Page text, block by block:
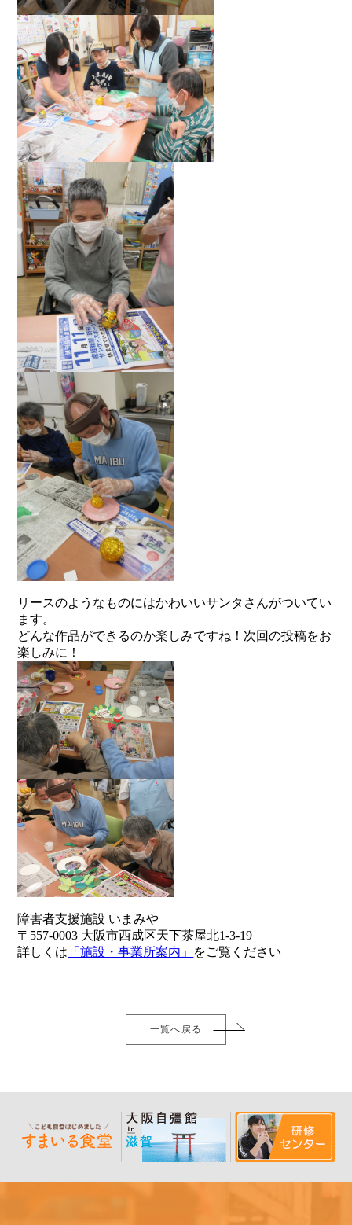
リースのようなものにはかわいいサンタさんがついてい
ます。
どんな作品ができるのか楽しみですね！次回の投稿をお
楽しみに！
障害者支援施設 いまみや
〒557-0003 大阪市西成区天下茶屋北1-3-19
詳しくは 「施設・事業所案内」 をご覧ください
一覧へ戻る